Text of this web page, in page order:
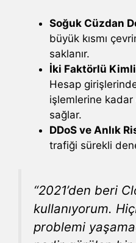
Soğuk Cüzdan
büyük kısmı
saklanır.
İki Faktörlü
Hesap
işlemlerine kadar
sağlar.
DDoS ve Anlık
trafiği sürekli
“2021’den beri
kullanıyorum.
problemi